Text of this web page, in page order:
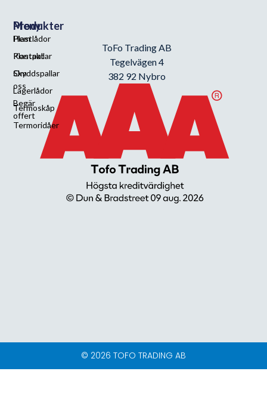
Meny
Hem
Kontakt
Om
oss
Begär
offert
Produkter
Plastlådor
Plastpallar
Skyddspallar
Lagerlådor
Termoskåp
Termoridåer
ToFo Trading AB
Tegelvägen 4
382 92 Nybro
© 2026 TOFO TRADING AB